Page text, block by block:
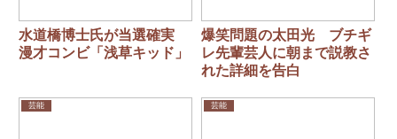
水道橋博士氏が当選確実
漫才コンビ「浅草キッド」
爆笑問題の太田光 ブチギ
レ先輩芸人に朝まで説教さ
れた詳細を告白
芸能 芸能